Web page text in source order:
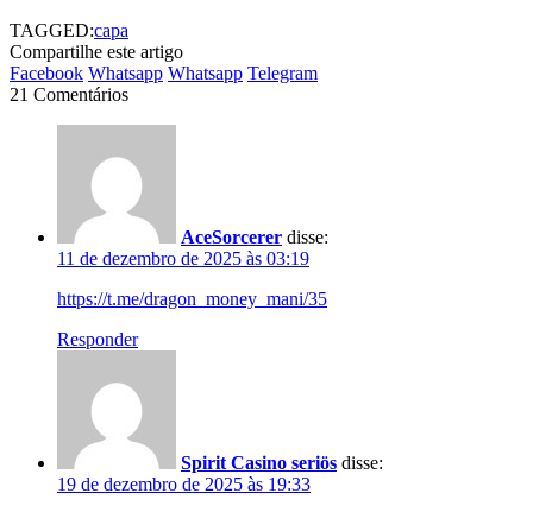
TAGGED:capa
Compartilhe este artigo
Facebook Whatsapp Whatsapp Telegram
21 Comentários
AceSorcerer disse:
11 de dezembro de 2025 às 03:19
https://t.me/dragon_money_mani/35
Responder
Spirit Casino seriös disse:
19 de dezembro de 2025 às 19:33